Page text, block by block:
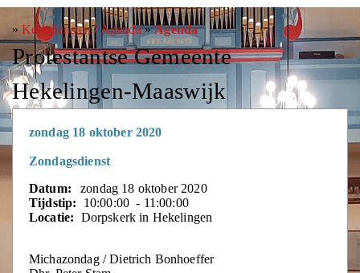
»Kerkdiensten / Agenda»Agenda
Protestantse Gemeente
Hekelingen-Maaswijk
zondag 18 oktober 2020
Zondagsdienst
Datum:
zondag 18 oktober 2020
Tijdstip:
10:00:00 - 11:00:00
Locatie: Dorpskerk in Hekelingen
Michazondag / Dietrich Bonhoeffer